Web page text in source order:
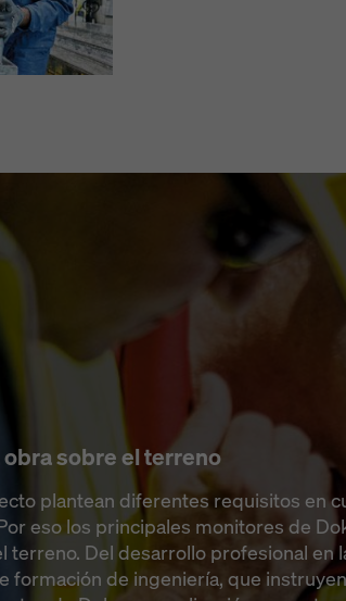
sobre el terreno
plantean diferentes requisitos en
eso los principales monitores de
terreno. Del desarrollo profesional en
formación de ingeniería, que